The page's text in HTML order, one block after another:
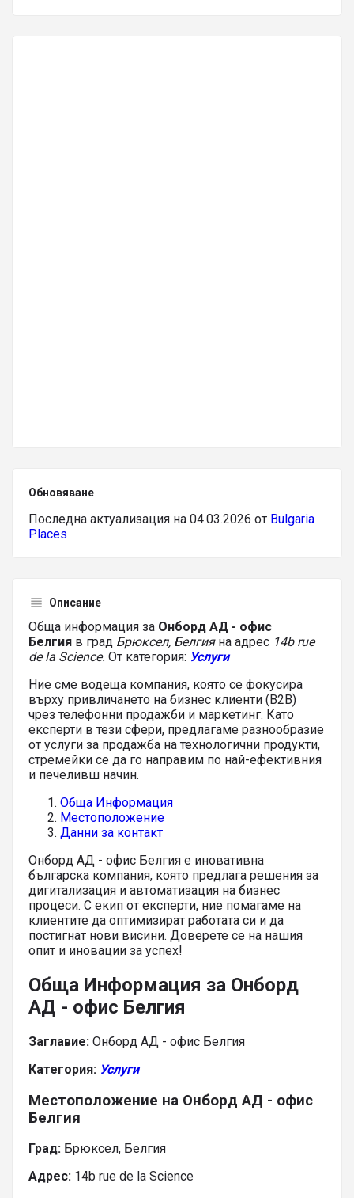
Обновяване
Последна актуализация на 04.03.2026 от Bulgaria
Places
Описание
Обща информация за Онборд АД - офис
Белгия в град Брюксел, Белгия на адрес 14b rue
de la Science. От категория: Услуги
Ние сме водеща компания, която се фокусира
върху привличането на бизнес клиенти (B2B)
чрез телефонни продажби и маркетинг. Като
експерти в тези сфери, предлагаме разнообразие
от услуги за продажба на технологични продукти,
стремейки се да го направим по най-ефективния
и печеливш начин.
Обща Информация
Местоположение
Данни за контакт
Онборд АД - офис Белгия е иновативна
българска компания, която предлага решения за
дигитализация и автоматизация на бизнес
процеси. С екип от експерти, ние помагаме на
клиентите да оптимизират работата си и да
постигнат нови висини. Доверете се на нашия
опит и иновации за успех!
Обща Информация за Онборд
АД - офис Белгия
Заглавие: Онборд АД - офис Белгия
Категория: Услуги
Местоположение на Онборд АД - офис
Белгия
Град: Брюксел, Белгия
Адрес: 14b rue de la Science